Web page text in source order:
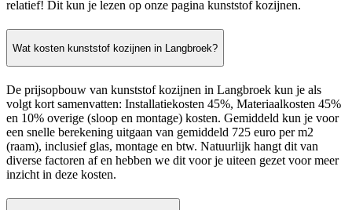
relatief! Dit kun je lezen op onze pagina kunststof kozijnen.
Wat kosten kunststof kozijnen in Langbroek?
De prijsopbouw van kunststof kozijnen in Langbroek kun je als
volgt kort samenvatten: Installatiekosten 45%, Materiaalkosten 45%
en 10% overige (sloop en montage) kosten. Gemiddeld kun je voor
een snelle berekening uitgaan van gemiddeld 725 euro per m2
(raam), inclusief glas, montage en btw. Natuurlijk hangt dit van
diverse factoren af en hebben we dit voor je uiteen gezet voor meer
inzicht in deze kosten.